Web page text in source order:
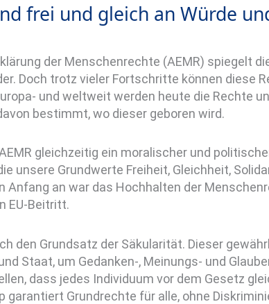
frei und gleich an Würde
der Menschenrechte (AEMR) spiegelt
Doch trotz vieler Fortschritte können diese
und weltweit werden heute die Rechte
bestimmt, wo dieser geboren wird.
gleichzeitig ein moralischer und
unsere Grundwerte Freiheit, Gleichheit,
Anfang an war das Hochhalten der
EU-Beitritt.
den Grundsatz der Säkularität. Dieser
Staat, um Gedanken-, Meinungs- und
dass jedes Individuum vor dem Gesetz
Grundrechte für alle, ohne